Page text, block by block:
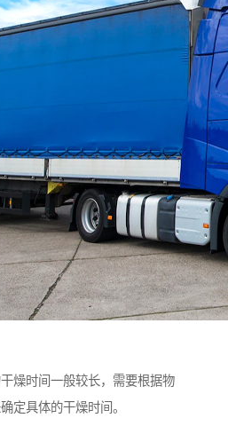
燥时间一般较长，需要根据物
定具体的干燥时间。